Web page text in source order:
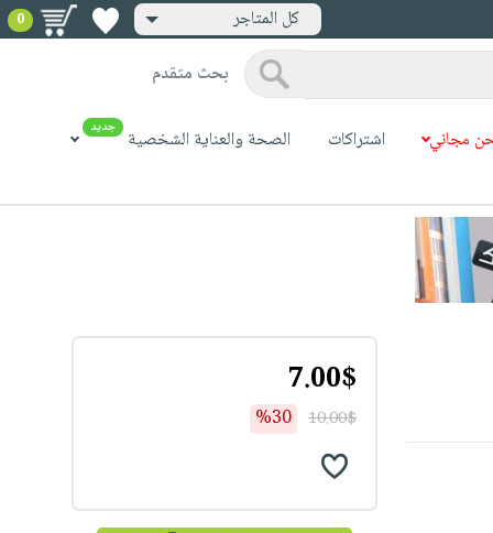
كل المتاجر 0
بحث متقدم
مجاني اشتراكات الصحة والعناية الشخصية جديد
7.00$
10.00$
%30